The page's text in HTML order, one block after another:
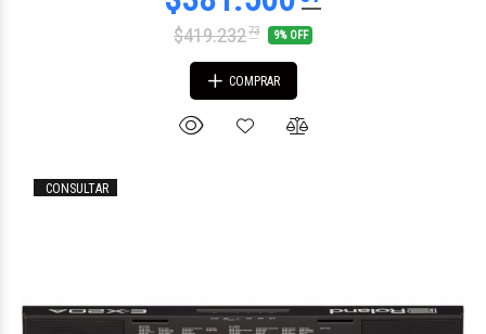
$419.23273 9% OFF
COMPRAR
CONSULTAR